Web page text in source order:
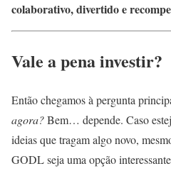
colaborativo, divertido e
Vale a pena investir?
Então chegamos à pergunta
agora?Bem… depende. Caso
ideias que tragam algo novo,
GODL seja uma opção